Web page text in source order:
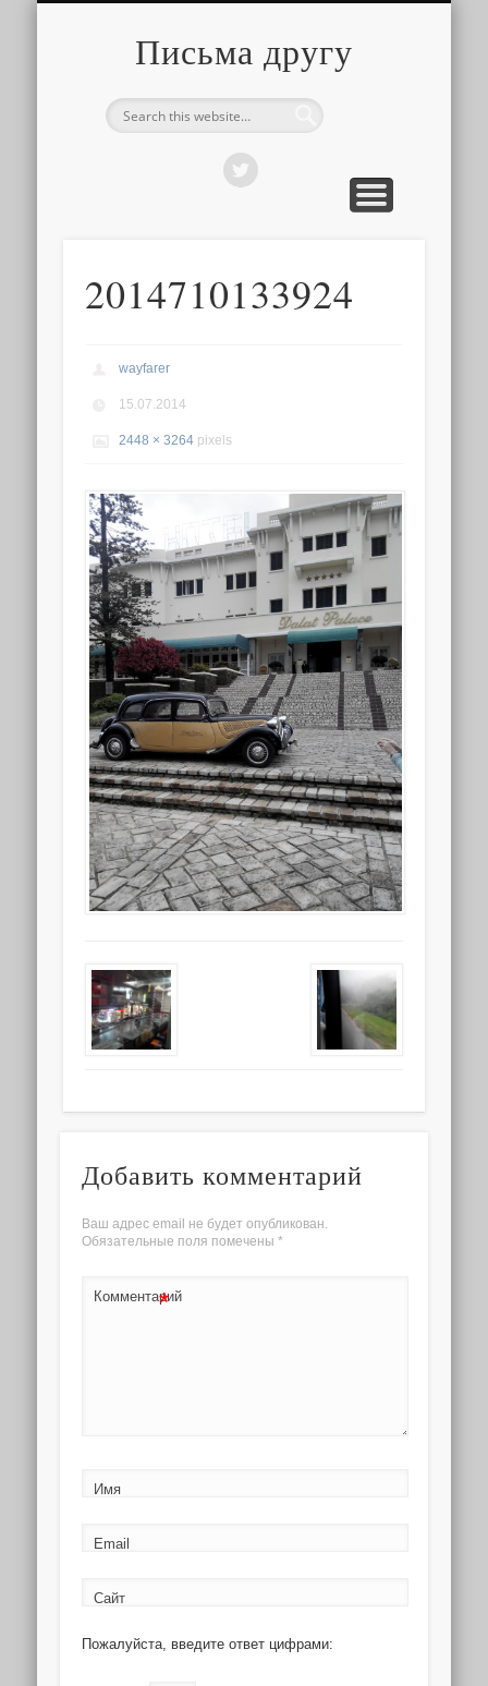
Письма другу
2014710133924
wayfarer
15.07.2014
2448 × 3264 pixels
Добавить комментарий
Ваш адрес email не будет опубликован.
Обязательные поля помечены *
Комментарий
*
Имя
Email
Сайт
Пожалуйста, введите ответ цифрами: